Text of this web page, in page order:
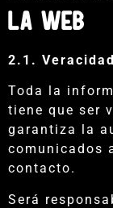
LA WEB
2.1.
Toda la
tiene que ser
garantiza la
comunicados
contacto.
Será